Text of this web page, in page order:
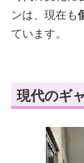
ンは、現在も
ています。
現代のギ